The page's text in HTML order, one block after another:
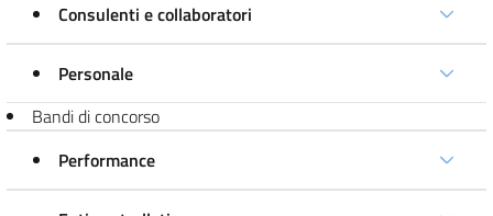
Consulenti e collaboratori
Personale
Bandi di concorso
Performance